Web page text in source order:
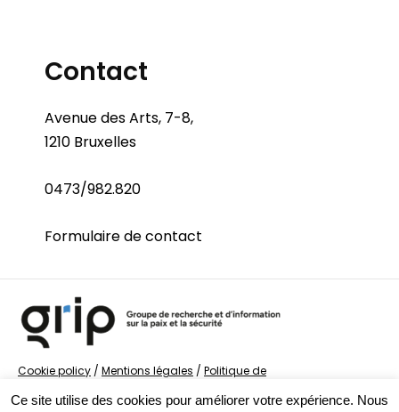
Contact
Avenue des Arts, 7-8,
1210 Bruxelles
0473/982.820
Formulaire de contact
Cookie policy / Mentions légales / Politique de
la Sécurité
Ce site utilise des cookies pour améliorer votre expérience. Nous